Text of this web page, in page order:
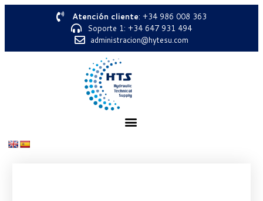
Atención cliente: +34 986 008 363
Soporte 1: +34 647 931 494
administracion@hytesu.com